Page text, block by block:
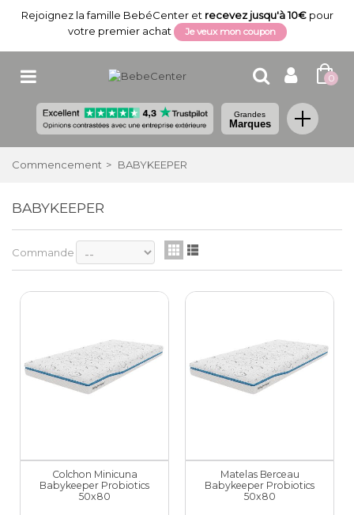
Rejoignez la famille BebéCenter et recevez jusqu'à 10€pour
votre premier achat
Je veux mon coupon
0
Grandes
Marques
Commencement > BABYKEEPER
BABYKEEPER
Commande
Colchon Minicuna
Babykeeper Probiotics
50x80
Matelas Berceau
Babykeeper Probiotics
50x80